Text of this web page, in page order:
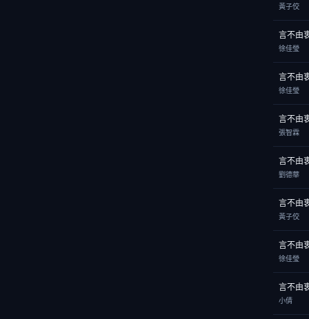
黃子佼
言不由
徐佳瑩
言不由
徐佳瑩
言不由
張智霖
言不由
劉德華
言不由
黃子佼
言不由
徐佳瑩
言不由
小倩